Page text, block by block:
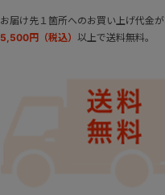
お届け先１箇所へのお買い上げ代金が
5,500円（税込） 以上で送料無料。